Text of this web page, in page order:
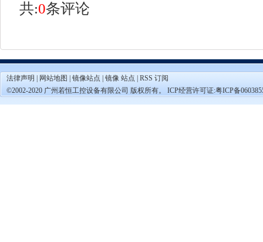
共:0条评论
法律声明 网站地图 镜像站点 镜像 站点
RSS 订阅
©2002-2020 广州若恒工控设备有限公司 版权所有。 ICP经营许可证:粤ICP备